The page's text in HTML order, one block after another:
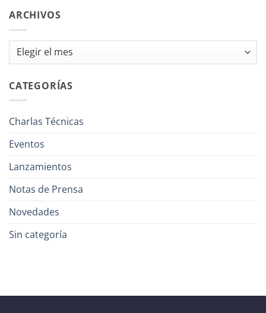
ARCHIVOS
Archivos
CATEGORÍAS
Charlas Técnicas
Eventos
Lanzamientos
Notas de Prensa
Novedades
Sin categoría